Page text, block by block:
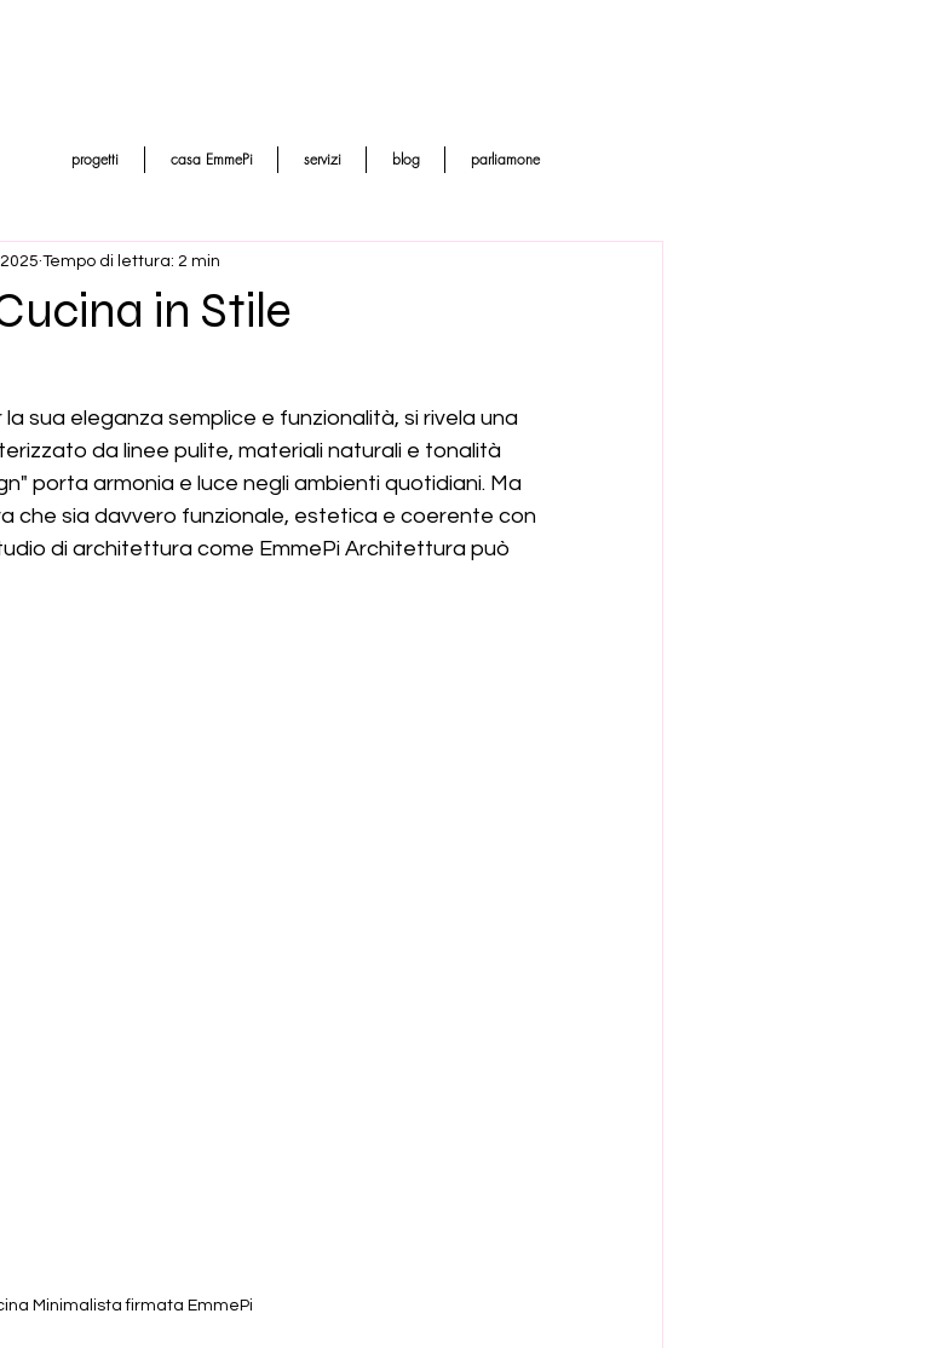
progetti casa EmmePi servizi blog parliamone
in Stile
Tempo di lettura: 2 min
sua eleganza semplice e funzionalità, si rivela una
da linee pulite, materiali naturali e tonalità
porta armonia e luce negli ambienti quotidiani. Ma
che sia davvero funzionale, estetica e coerente con
di architettura come EmmePi Architettura può
Minimalista firmata EmmePi